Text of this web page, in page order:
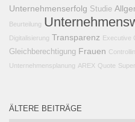
Unternehmenserfolg Studie
Beurteilung
Digitalisierung Transparenz Executive
Gleichberechtigung Frauen
Unternehmensplanung AREX Quote
ÄLTERE BEITRÄGE